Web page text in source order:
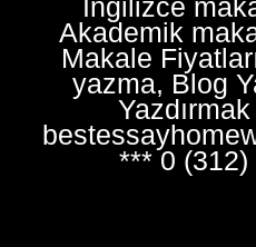
İngilizce
Akademik
Makale
yazma, Blog
*** 0